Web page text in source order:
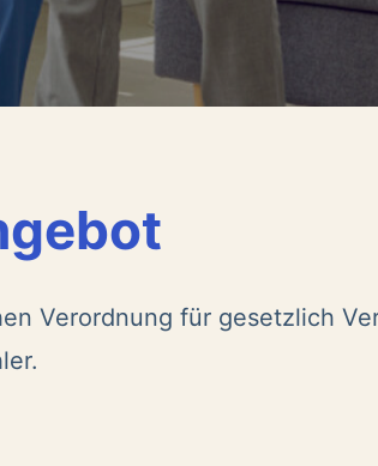
Verordnung für gesetzlich